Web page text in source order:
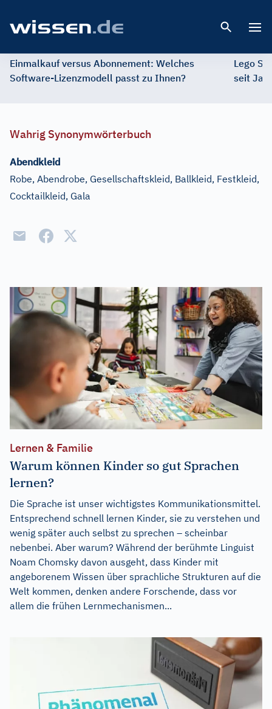
Einmalkauf versus Abonnement: Welches
Software-Lizenzmodell passt zu Ihnen?
Lego
seit
Wahrig Synonymwörterbuch
Abendkleid
Robe, Abendrobe, Gesellschaftskleid, Ballkleid, Festkleid,
Cocktailkleid, Gala
Lernen & Familie
Warum können Kinder so gut Sprachen
lernen?
Die Sprache ist unser wichtigstes Kommunikationsmittel.
Entsprechend schnell lernen Kinder, sie zu verstehen und
wenig später auch selbst zu sprechen – scheinbar
nebenbei. Aber warum? Während der berühmte Linguist
Noam Chomsky davon ausgeht, dass Kinder mit
angeborenem Wissen über sprachliche Strukturen auf die
Welt kommen, denken andere Forschende, dass vor
allem die frühen Lernmechanismen...